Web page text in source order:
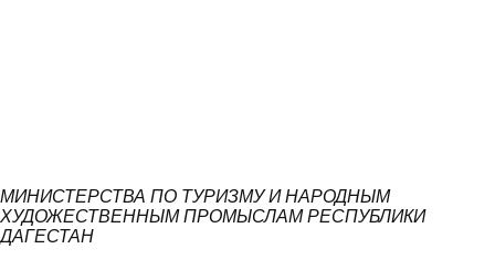
МИНИСТЕРСТВА ПО ТУРИЗМУ И НАРОДНЫМ
ХУДОЖЕСТВЕННЫМ ПРОМЫСЛАМ РЕСПУБЛИКИ
ДАГЕСТАН